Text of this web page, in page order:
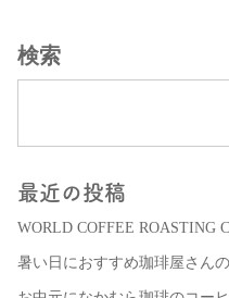
検索
最近の投稿
WORLD COFFEE ROASTING
暑い日におすすめ珈琲屋さん